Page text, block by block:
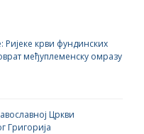
Ријеке крви фундинских
међуплеменску омразу
Цркви
Григорија